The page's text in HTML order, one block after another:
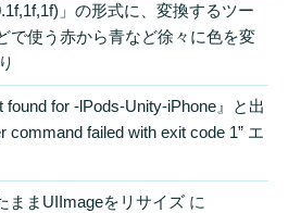
」の形式に、変換するツー
で使う赤から青など徐々に色を変
found for -lPods-Unity-iPhone』と出
command failed with exit code 1” エ
ままUIImageをリサイズ に